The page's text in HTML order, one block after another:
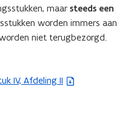
maar steeds een
worden immers aan
niet terugbezorgd.
IV, Afdeling II